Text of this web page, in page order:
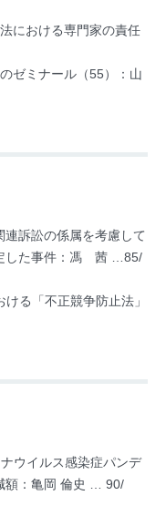
における専門家の責任
ゼミナール（55）：山
訴訟の係属を考慮して
した事件：馮 茜 …85/
る「不正競争防止法」
ウイルス感染症パンデ
額：亀岡 倫史 … 90/